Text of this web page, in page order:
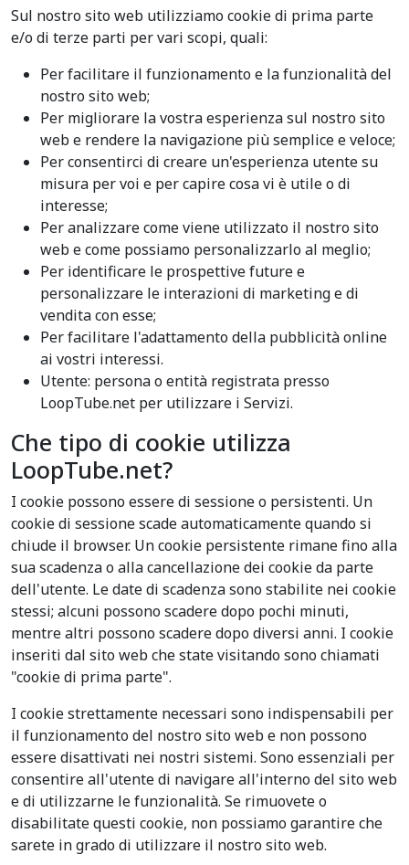
Sul nostro sito web utilizziamo cookie di prima parte
e/o di terze parti per vari scopi, quali:
Per facilitare il funzionamento e la funzionalità del
nostro sito web;
Per migliorare la vostra esperienza sul nostro sito
web e rendere la navigazione più semplice e veloce;
Per consentirci di creare un'esperienza utente su
misura per voi e per capire cosa vi è utile o di
interesse;
Per analizzare come viene utilizzato il nostro sito
web e come possiamo personalizzarlo al meglio;
Per identificare le prospettive future e
personalizzare le interazioni di marketing e di
vendita con esse;
Per facilitare l'adattamento della pubblicità online
ai vostri interessi.
Utente: persona o entità registrata presso
LoopTube.net per utilizzare i Servizi.
Che tipo di cookie utilizza
LoopTube.net?
I cookie possono essere di sessione o persistenti. Un
cookie di sessione scade automaticamente quando si
chiude il browser. Un cookie persistente rimane fino alla
sua scadenza o alla cancellazione dei cookie da parte
dell'utente. Le date di scadenza sono stabilite nei cookie
stessi; alcuni possono scadere dopo pochi minuti,
mentre altri possono scadere dopo diversi anni. I cookie
inseriti dal sito web che state visitando sono chiamati
"cookie di prima parte".
I cookie strettamente necessari sono indispensabili per
il funzionamento del nostro sito web e non possono
essere disattivati nei nostri sistemi. Sono essenziali per
consentire all'utente di navigare all'interno del sito web
e di utilizzarne le funzionalità. Se rimuovete o
disabilitate questi cookie, non possiamo garantire che
sarete in grado di utilizzare il nostro sito web.